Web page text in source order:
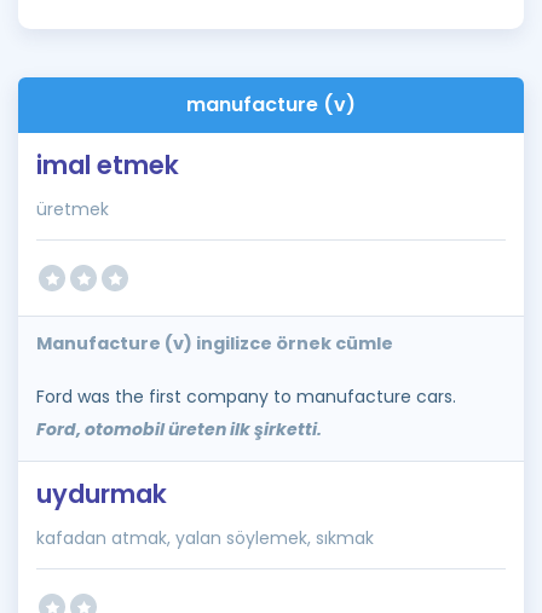
İngilizce Gramermanufacture (v)
imal etmek
üretmek
Manufacture (v) ingilizce örnek cümle
Ford was the first company to manufacture cars.
Ford, otomobil üreten ilk şirketti.
uydurmak
kafadan atmak, yalan söylemek, sıkmak